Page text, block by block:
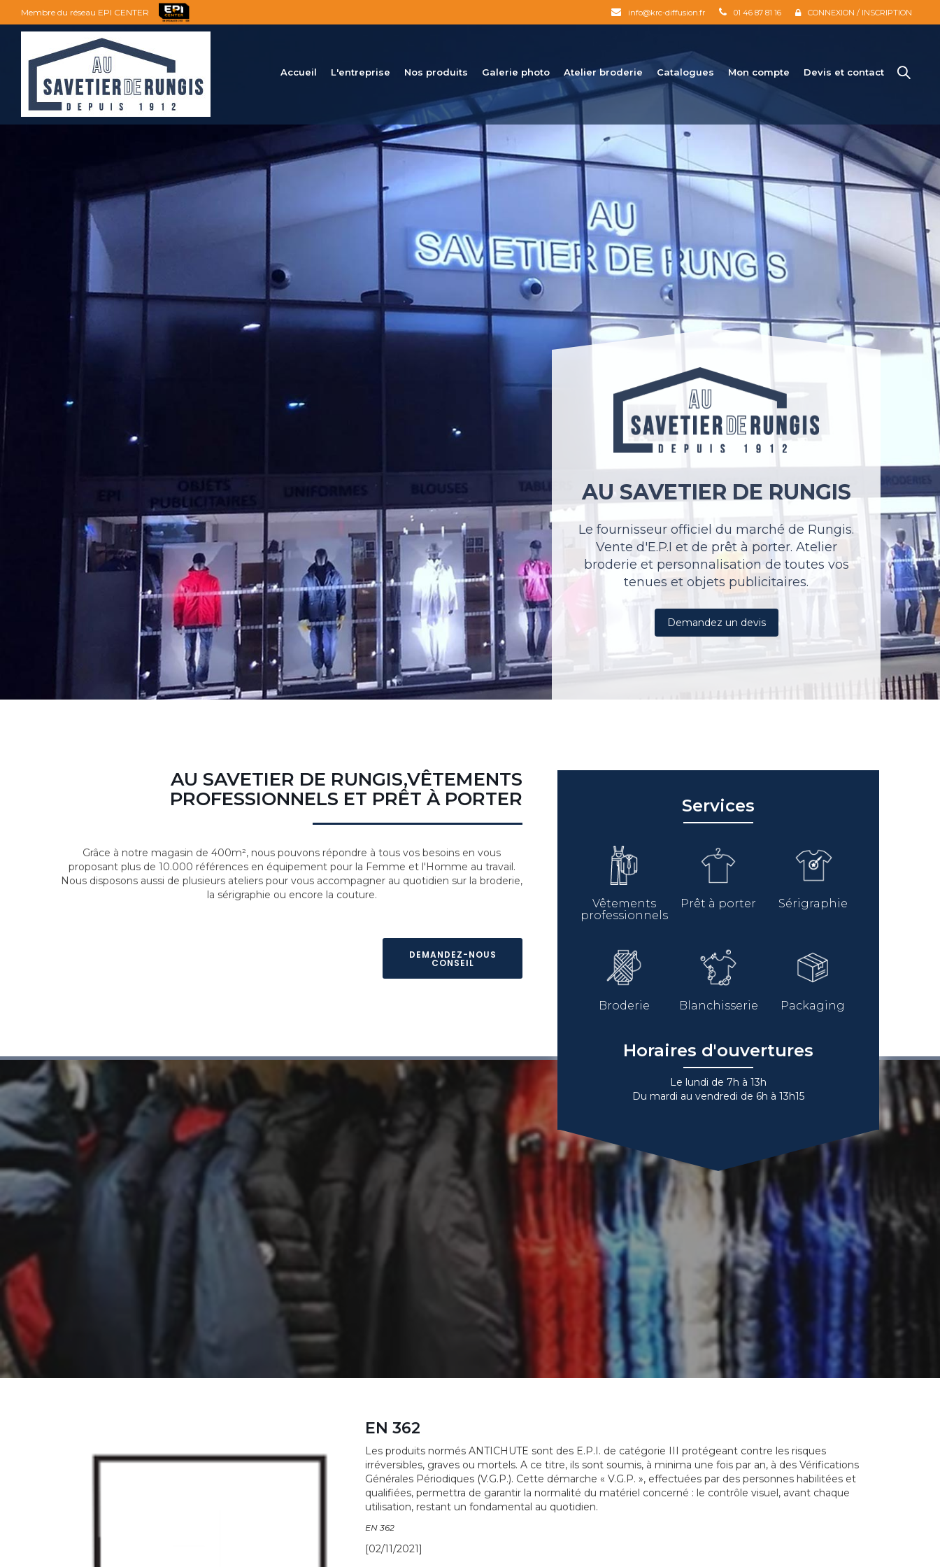
Membre du réseau EPI CENTER info@krc-diffusion.fr 01 46 87 81 16 CONNEXION / INSCRIPTION
Accueil L'entreprise Nos produits Galerie photo Atelier broderie Catalogues Mon compte Devis et contact
AU SAVETIER DE RUNGIS
Le fournisseur officiel du marché de Rungis.
Vente d'E.P.I et de prêt à porter. Atelier
broderie et personnalisation de toutes vos
tenues et objets publicitaires.
Demandez un devis
AU SAVETIER DE RUNGIS,VÊTEMENTS
PROFESSIONNELS ET PRÊT À PORTER
Grâce à notre magasin de 400m², nous pouvons répondre à tous vos besoins en vous
proposant plus de 10.000 références en équipement pour la Femme et l'Homme au travail.
Nous disposons aussi de plusieurs ateliers pour vous accompagner au quotidien sur la broderie,
la sérigraphie ou encore la couture.
DEMANDEZ-NOUS
CONSEIL
Services
Vêtements
professionnels
Prêt à porter Sérigraphie
Broderie Blanchisserie Packaging
Horaires d'ouvertures
Le lundi de 7h à 13h
Du mardi au vendredi de 6h à 13h15
EN 362
Les produits normés ANTICHUTE sont des E.P.I. de catégorie III protégeant contre les risques
irréversibles, graves ou mortels. A ce titre, ils sont soumis, à minima une fois par an, à des Vérifications
Générales Périodiques (V.G.P.). Cette démarche « V.G.P. », effectuées par des personnes habilitées et
qualifiées, permettra de garantir la normalité du matériel concerné : le contrôle visuel, avant chaque
utilisation, restant un fondamental au quotidien.
EN 362
[02/11/2021]